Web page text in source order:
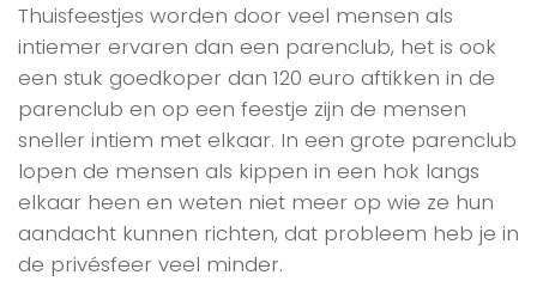
Thuisfeestjes worden door veel mensen als
intiemer ervaren dan een parenclub, het is ook
een stuk goedkoper dan 120 euro aftikken in de
parenclub en op een feestje zijn de mensen
sneller intiem met elkaar. In een grote parenclub
lopen de mensen als kippen in een hok langs
elkaar heen en weten niet meer op wie ze hun
aandacht kunnen richten, dat probleem heb je in
de privésfeer veel minder.